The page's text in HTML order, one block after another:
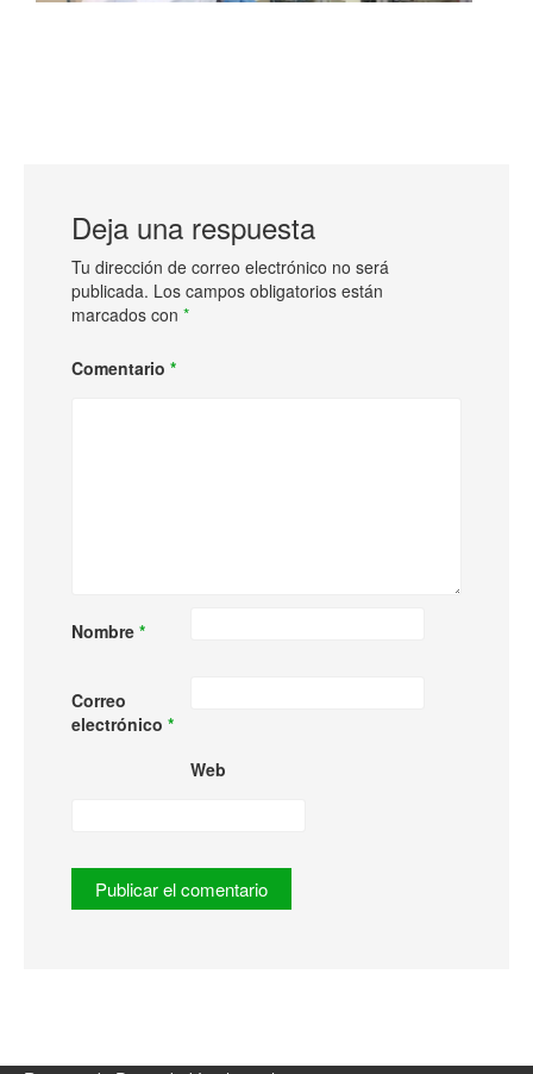
Deja una respuesta
Tu dirección de correo electrónico no será
publicada. Los campos obligatorios están
marcados con *
Comentario *
Nombre *
Correo
electrónico *
Web